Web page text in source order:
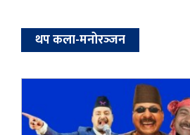
थप कला-मनोरञ्‍जन